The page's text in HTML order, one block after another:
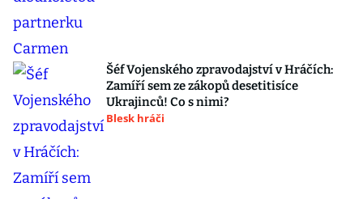
Šéf Vojenského zpravodajství v Hráčích:
Zamíří sem ze zákopů desetitisíce
Ukrajinců! Co s nimi?
Blesk hráči